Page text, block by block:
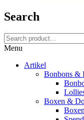
Search
Menu
Artikel
Bonbons &
Boxen &